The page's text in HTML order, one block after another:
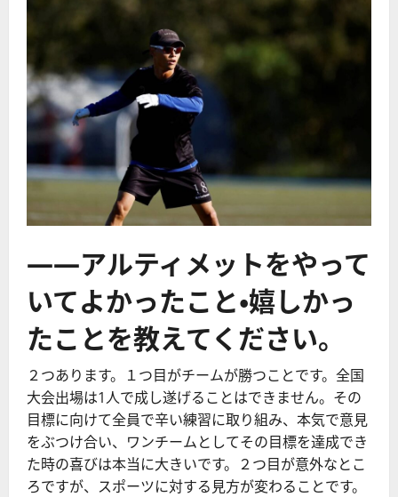
――アルティメットをやって
いてよかったこと・嬉しかっ
たことを教えてください。
２つあります。１つ目がチームが勝つことです。全国
大会出場は1人で成し遂げることはできません。その
目標に向けて全員で辛い練習に取り組み、本気で意見
をぶつけ合い、ワンチームとしてその目標を達成でき
た時の喜びは本当に大きいです。２つ目が意外なとこ
ろですが、スポーツに対する見方が変わることです。